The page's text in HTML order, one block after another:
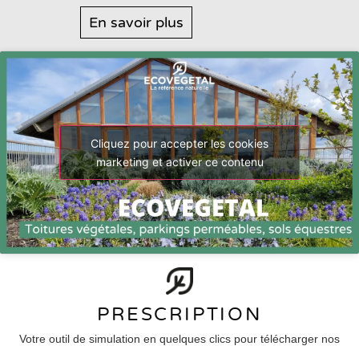
En savoir plus
Cliquez pour accepter les cookies
marketing et activer ce contenu
PRESCRIPTION
Votre outil de simulation en quelques clics pour télécharger nos